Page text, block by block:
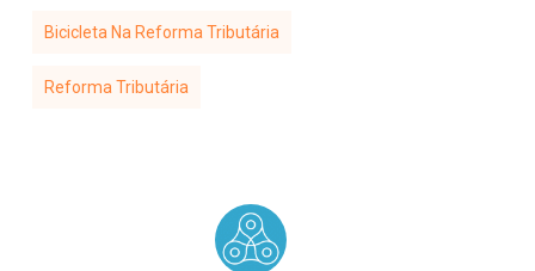
Bicicleta Na Reforma Tributária
Reforma Tributária